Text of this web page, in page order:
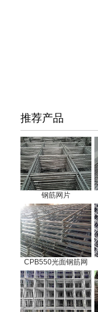
推荐产品
钢筋网片
CPB550光面钢筋网